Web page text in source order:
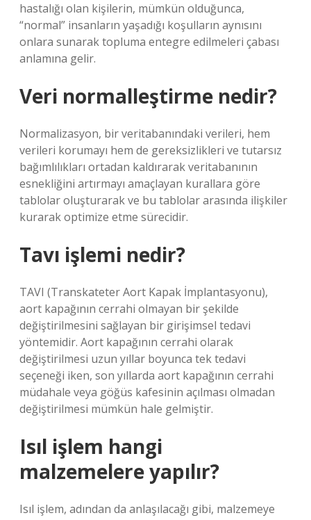
hastalığı olan kişilerin, mümkün olduğunca,
“normal” insanların yaşadığı koşulların aynısını
onlara sunarak topluma entegre edilmeleri çabası
anlamına gelir.
Veri normalleştirme nedir?
Normalizasyon, bir veritabanındaki verileri, hem
verileri korumayı hem de gereksizlikleri ve tutarsız
bağımlılıkları ortadan kaldırarak veritabanının
esnekliğini artırmayı amaçlayan kurallara göre
tablolar oluşturarak ve bu tablolar arasında ilişkiler
kurarak optimize etme sürecidir.
Tavı işlemi nedir?
TAVI (Transkateter Aort Kapak İmplantasyonu),
aort kapağının cerrahi olmayan bir şekilde
değiştirilmesini sağlayan bir girişimsel tedavi
yöntemidir. Aort kapağının cerrahi olarak
değiştirilmesi uzun yıllar boyunca tek tedavi
seçeneği iken, son yıllarda aort kapağının cerrahi
müdahale veya göğüs kafesinin açılması olmadan
değiştirilmesi mümkün hale gelmiştir.
Isıl işlem hangi
malzemelere yapılır?
Isıl işlem, adından da anlaşılacağı gibi, malzemeye